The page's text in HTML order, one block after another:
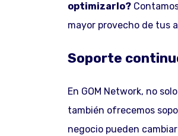
optimizarlo?
mayor provecho de tus
Soporte
En GOM Network, no
también ofrecemos
negocio pueden